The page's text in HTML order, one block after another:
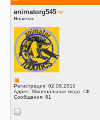
animatorg545
Новичок
Регистрация: 02.08.2010
Адрес: Минеральные воды, СК
Сообщения: 61